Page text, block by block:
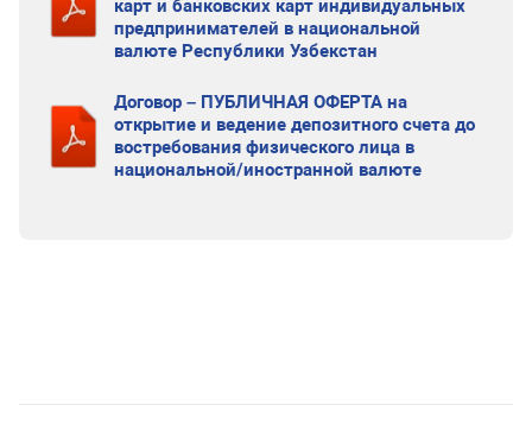
карт и банковских карт индивидуальных
предпринимателей в национальной
валюте Республики Узбекстан
Договор – ПУБЛИЧНАЯ ОФЕРТА на
открытие и ведение депозитного счета до
востребования физического лица в
национальной/иностранной валюте